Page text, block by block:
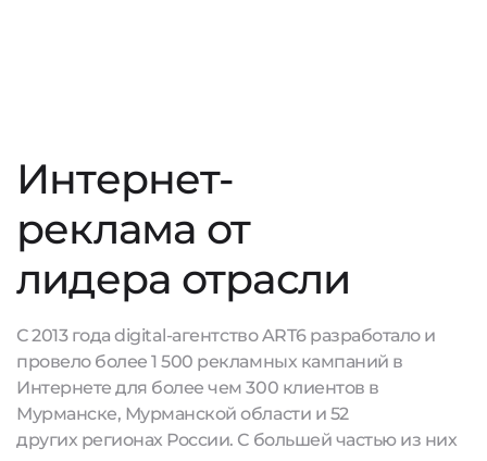
Интернет-
реклама от
лидера отрасли
С 2013 года digital-агентство ART6 разработало и
провело более 1 500 рекламных кампаний в
Интернете для более чем 300 клиентов в
Мурманске, Мурманской области и 52
других регионах России. С большей частью из них